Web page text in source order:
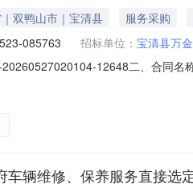
双鸭山市｜宝清县
服务采购
085763 招标单位： 宝清县万
12648二、合同
理部地址：宝清县东升路1号联系方
车辆维修、保养服务直接选